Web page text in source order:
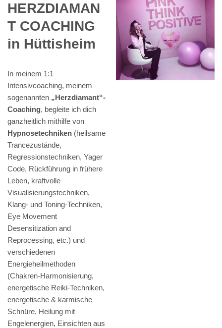
HERZDIAMAN
T COACHING
in Hüttisheim
In meinem 1:1
Intensivcoaching, meinem
sogenannten „Herzdiamant“-
Coaching, begleite ich dich
ganzheitlich mithilfe von
Hypnosetechniken (heilsame
Trancezustände,
Regressionstechniken, Yager
Code, Rückführung in frühere
Leben, kraftvolle
Visualisierungstechniken,
Klang- und Toning-Techniken,
Eye Movement
Desensitization and
Reprocessing, etc.) und
verschiedenen
Energieheilmethoden
(Chakren-Harmonisierung,
energetische Reiki-Techniken,
energetische & karmische
Schnüre, Heilung mit
Engelenergien, Einsichten aus